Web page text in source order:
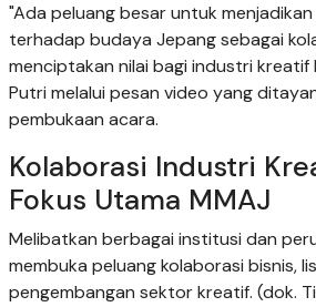
"Ada peluang besar untuk
terhadap budaya Jepang sebagai
menciptakan nilai bagi industri kreatif
Putri melalui pesan video yang
pembukaan acara.
Kolaborasi Industri
Fokus Utama MMAJ
Melibatkan berbagai institusi dan
membuka peluang kolaborasi bisnis,
pengembangan sektor kreatif. (dok.